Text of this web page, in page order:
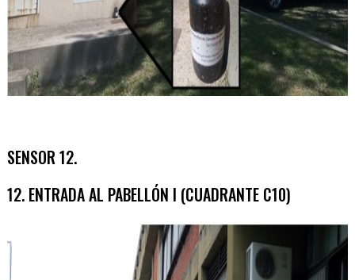
SENSOR 12.
12. ENTRADA AL PABELLÓN I (CUADRANTE C10)